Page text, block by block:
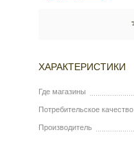
ХАРАКТЕРИСТИКИ
Где магазины
Потребительское качество
Производитель